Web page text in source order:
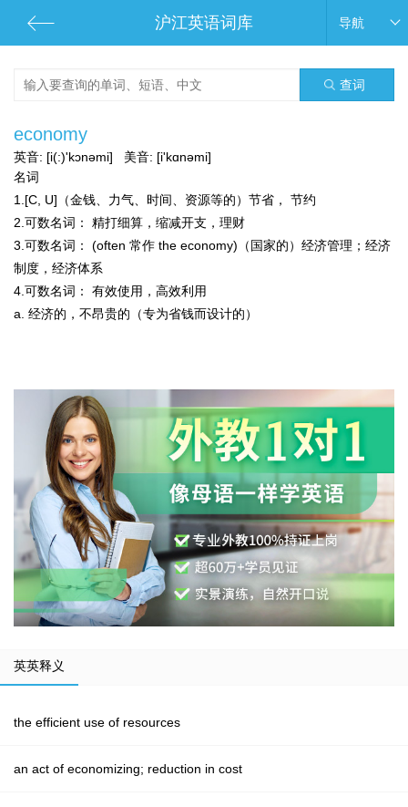
沪江英语词库 导航
查词
economy
英音: [i(:)'kɔnəmi] 美音: [i'kɑnəmi]
名词
1.[C, U]（金钱、力气、时间、资源等的）节省， 节约
2. 可数名词：
精打细算，缩减开支，理财
3. 可数名词：
(often 常作 the economy)（国家的）经济管理；经济
制度，经济体系
4. 可数名词：
有效使用，高效利用
a. 经济的，不昂贵的（专为省钱而设计的）
英英释义
the efficient use of resources
an act of economizing; reduction in cost